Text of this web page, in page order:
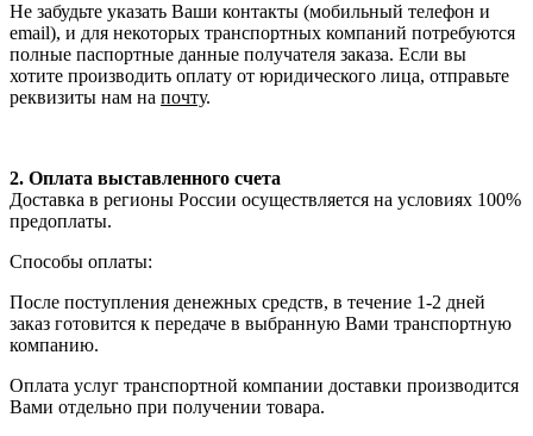
Не забудьте указать Ваши контакты (мобильный телефон и
email), и для некоторых транспортных компаний потребуются
полные паспортные данные получателя заказа. Если вы
хотите производить оплату от юридического лица, отправьте
реквизиты нам на почту.
2. Оплата выставленного счета
Доставка в регионы России осуществляется на условиях 100%
предоплаты.
Способы оплаты:
После поступления денежных средств, в течение 1-2 дней
заказ готовится к передаче в выбранную Вами транспортную
компанию.
Оплата услуг транспортной компании доставки производится
Вами отдельно при получении товара.